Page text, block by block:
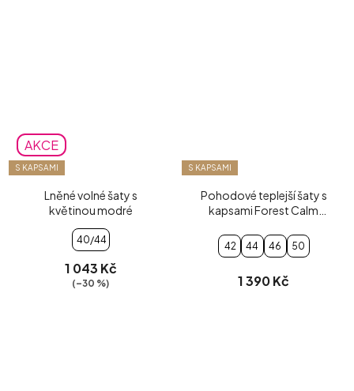
AKCE
S KAPSAMI
Lněné volné šaty s
květinou modré
40/44
1 043 Kč
(–30 %)
S KAPSAMI
Pohodové teplejší šaty s
kapsami Forest Calm
42 44 46 50
1 390 Kč